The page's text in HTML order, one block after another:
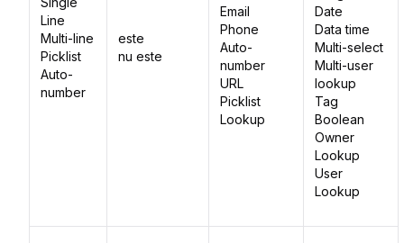
Line
Multi-line
Picklist
Auto-
number
este
nu este
Email
Phone
Auto-
number
URL
Picklist
Lookup
Date
Data time
Multi-select
Multi-user
lookup
Tag
Boolean
Owner
Lookup
User
Lookup